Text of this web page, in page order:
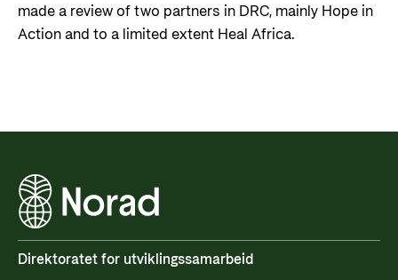
made a review of two partners in DRC, mainly Hope in
Action and to a limited extent Heal Africa.
Direktoratet for utviklingssamarbeid